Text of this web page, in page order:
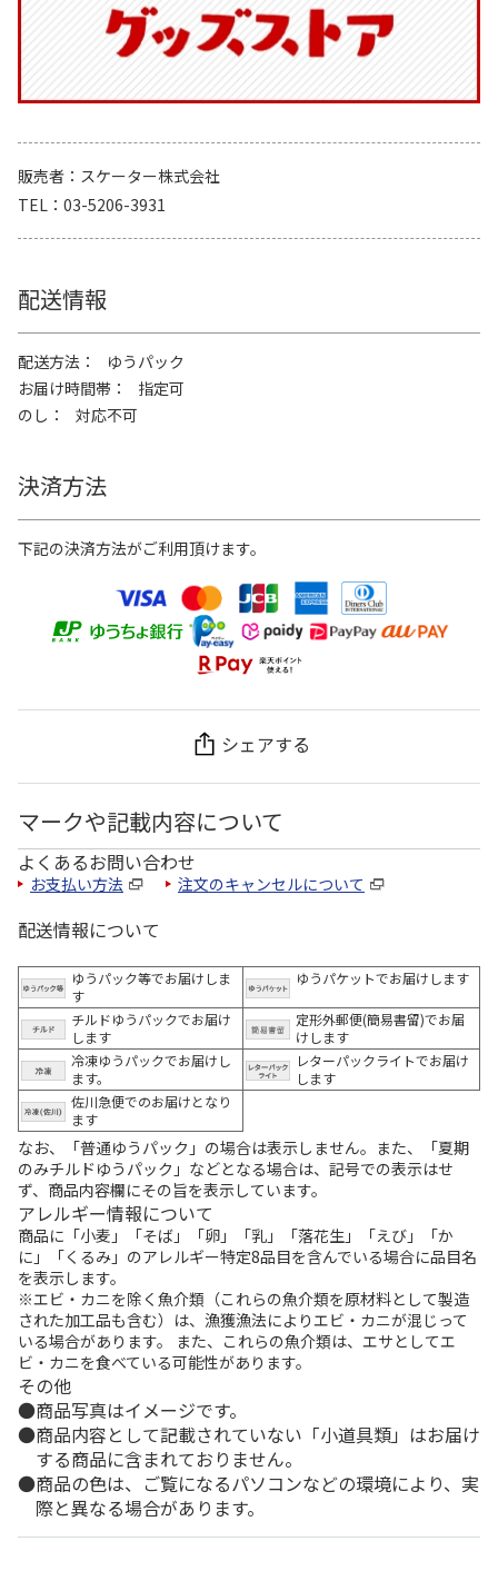
販売者
スケーター株式会社
TEL
03-5206-3931
配送情報
配送方法
ゆうパック
お届け時間帯
指定可
のし
対応不可
決済方法
下記の決済方法がご利用頂けます。
シェアする
マークや記載内容について
よくあるお問い合わせ
お支払い方法 注文のキャンセルについて
配送情報について
ゆうパック等でお届けしま
す
ゆうパケットでお届けします
チルドゆうパックでお届け
します
定形外郵便(簡易書留)でお届
けします
冷凍ゆうパックでお届けし
ます。
レターパックライトでお届け
します
佐川急便でのお届けとなり
ます
なお、「普通ゆうパック」の場合は表示しません。また、「夏期
のみチルドゆうパック」などとなる場合は、記号での表示はせ
ず、商品内容欄にその旨を表示しています。
アレルギー情報について
商品に「小麦」「そば」「卵」「乳」「落花生」「えび」「か
に」「くるみ」のアレルギー特定8品目を含んでいる場合に品目名
を表示します。
※エビ・カニを除く魚介類（これらの魚介類を原材料として製造
された加工品も含む）は、漁獲漁法によりエビ・カニが混じって
いる場合があります。 また、これらの魚介類は、エサとしてエ
ビ・カニを食べている可能性があります。
その他
商品写真はイメージです。
商品内容として記載されていない「小道具類」はお届け
する商品に含まれておりません。
商品の色は、ご覧になるパソコンなどの環境により、実
際と異なる場合があります。